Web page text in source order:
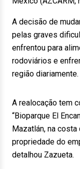
A decisão de
pelas graves
enfrentou para
rodoviários e
região diariamente.
A realocação tem
“Bioparque El
Mazatlán, na
propriedade do
detalhou Zazueta.